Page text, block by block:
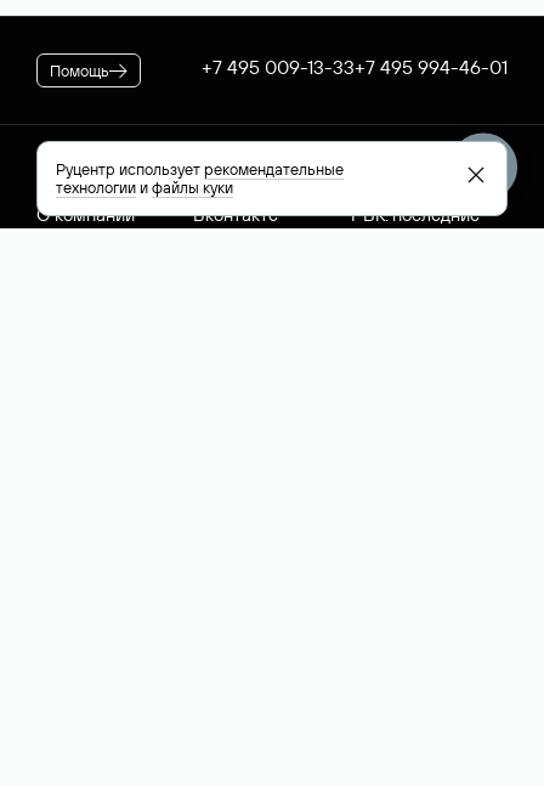
Помощь +7 495 009-13-33+7 495 994-46-01
Руцентр
О компании
Социальные сети
Вконтакте
РБК: последние
Руцентр используетрекомендательные
технологииифайлы куки